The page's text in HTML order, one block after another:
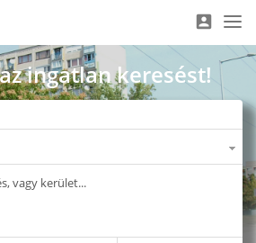
account_box
ingatlan keresést!